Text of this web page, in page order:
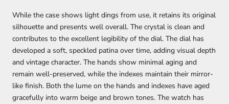
While the case shows light dings from use, it retains its original
silhouette and presents well overall. The crystal is clean and
contributes to the excellent legibility of the dial. The dial has
developed a soft, speckled patina over time, adding visual depth
and vintage character. The hands show minimal aging and
remain well-preserved, while the indexes maintain their mirror-
like finish. Both the lume on the hands and indexes have aged
gracefully into warm beige and brown tones. The watch has